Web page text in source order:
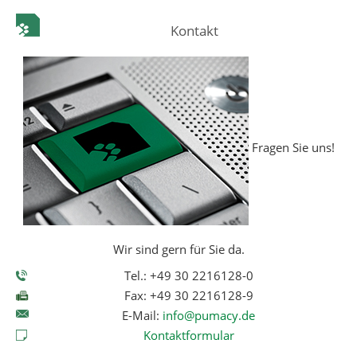
Kontakt
Fragen Sie uns!
Wir sind gern für Sie da.
Tel.: +49 30 2216128-0
Fax: +49 30 2216128-9
E-Mail: info@pumacy.de
Kontaktformular